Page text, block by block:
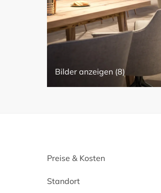
Bilder anzeigen (8)
Preise & Kosten
Standort